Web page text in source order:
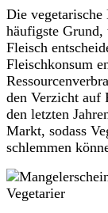
Die
häufigste
Fleisch
Fleischkonsum
den Verzicht auf
den letzten
Markt, sodass
schlemmen